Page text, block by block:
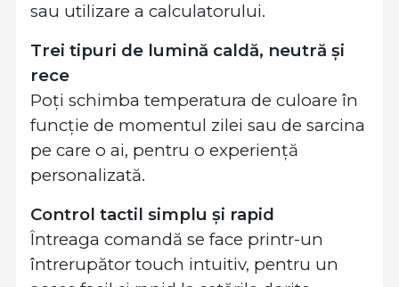
sau utilizare a calculatorului.
Trei tipuri de lumină caldă, neutră și
rece
Poți schimba temperatura de culoare în
funcție de momentul zilei sau de sarcina
pe care o ai, pentru o experiență
personalizată.
Control tactil simplu și rapid
Întreaga comandă se face printr-un
întrerupător touch intuitiv, pentru un